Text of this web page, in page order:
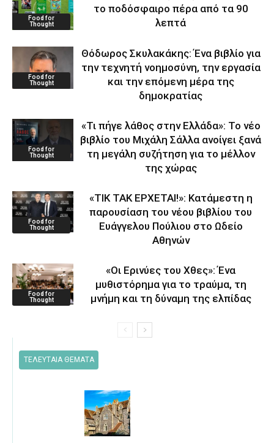
Food for
Thought
το ποδόσφαιρο πέρα από τα 90
λεπτά
Food for
Thought
Θόδωρος Σκυλακάκης: Ένα βιβλίο για
την τεχνητή νοημοσύνη, την εργασία
και την επόμενη μέρα της
δημοκρατίας
Food for
Thought
«Τι πήγε λάθος στην Ελλάδα»: Το νέο
βιβλίο του Μιχάλη Σάλλα ανοίγει ξανά
τη μεγάλη συζήτηση για το μέλλον
της χώρας
Food for
Thought
«ΤΙΚ ΤΑΚ ΕΡΧΕΤΑΙ!»: Κατάμεστη η
παρουσίαση του νέου βιβλίου του
Ευάγγελου Πούλιου στο Ωδείο
Αθηνών
Food for
Thought
«Οι Ερινύες του Χθες»: Ένα
μυθιστόρημα για το τραύμα, τη
μνήμη και τη δύναμη της ελπίδας
ΤΕΛΕΥΤΑΙΑ ΘΕΜΑΤΑ